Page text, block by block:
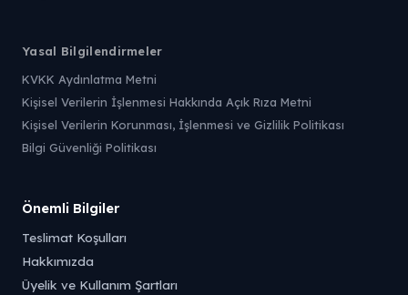
Yasal Bilgilendirmeler
KVKK Aydınlatma Metni
Kişisel Verilerin İşlenmesi Hakkında Açık Rıza Metni
Kişisel Verilerin Korunması, İşlenmesi ve Gizlilik Politikası
Bilgi Güvenliği Politikası
Önemli Bilgiler
Teslimat Koşulları
Hakkımızda
Üyelik ve Kullanım Şartları